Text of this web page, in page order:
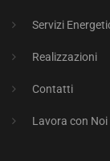
Servizi
Realizzazioni
Contatti
Lavora con Noi